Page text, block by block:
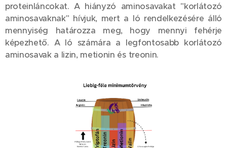
proteinláncokat. A hiányzó aminosavakat "korlátozó
aminosavaknak" hívjuk, mert a ló rendelkezésére álló
mennyiség határozza meg, hogy mennyi fehérje
képezhető. A ló számára a legfontosabb korlátozó
aminosavak a lizin, metionin és treonin.